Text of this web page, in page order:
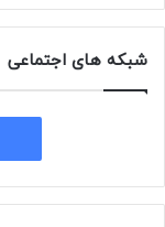
شبکه های اجتماعی